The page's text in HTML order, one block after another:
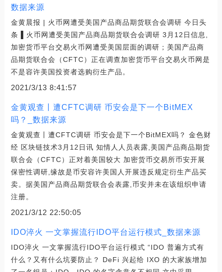
数据来源
金黄晨报 | 火币网遭受美国产品商品期货联合会调研 今日头
条 ▌火币网遭受美国产品商品期货联合会调研 3月12日信息,
加密货币平台交易火币网遭受美国层面的调研；美国产品商
品期货联合会（CFTC）正在调查加密货币平台交易火币网是
不是容许美国投资者选购衍生产品。
2021/3/13 8:41:57
金黄观查丨遭CFTC调研 币安会是下一个BitMEX
吗？_数据来源
金黄观查丨遭CFTC调研 币安会是下一个BitMEX吗？ 金色财
经 区块链技术3月12日讯 知情人人员表露,美国产品商品期货
联合会（CFTC）正对着美国较大 加密货币交易所币安开展
保密性调研,缘故是币安容许美国人开展违反规定衍生产品买
卖。据美国产品商品期货联合会表露,币安并未在该组织申请
注册。
2021/3/12 22:50:05
IDO淬火 一文掌握流行IDO平台运行模式_数据来源
IDO淬火 一文掌握流行IDO平台运行模式 “IDO 普遍方式有
什么？又有什么坑要防止？ DeFi 兴起给 IXO 的大家族增加